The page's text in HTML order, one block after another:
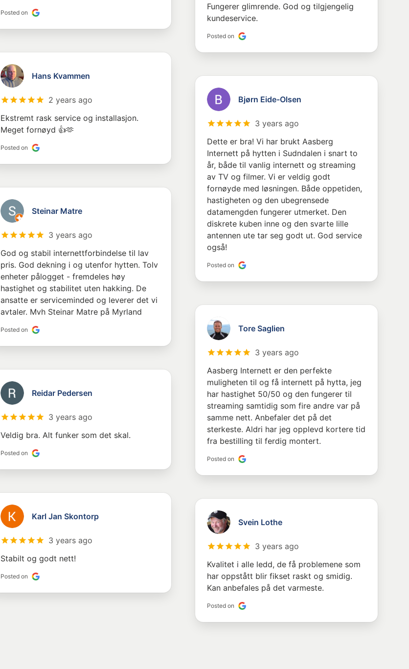
Posted on
Fungerer glimrende. God og tilgjengelig
kundeservice.
Posted on
Hans Kvammen
2 years ago
Ekstremt rask service og installasjon.
Meget fornøyd 👍🫶
Posted on
Bjørn Eide-Olsen
3 years ago
Dette er bra! Vi har brukt Aasberg
Internett på hytten i Sudndalen i snart to
år, både til vanlig internett og streaming
av TV og filmer. Vi er veldig godt
fornøyde med løsningen. Både oppetiden,
hastigheten og den ubegrensede
datamengden fungerer utmerket. Den
diskrete kuben inne og den svarte lille
antennen ute tar seg godt ut. God service
også!
Posted on
Steinar Matre
3 years ago
God og stabil internettforbindelse til lav
pris. God dekning i og utenfor hytten. Tolv
enheter pålogget - fremdeles høy
hastighet og stabilitet uten hakking. De
ansatte er serviceminded og leverer det vi
avtaler. Mvh Steinar Matre på Myrland
Posted on Tore Saglien
3 years ago
Aasberg Internett er den perfekte
muligheten til og få internett på hytta, jeg
har hastighet 50/50 og den fungerer til
streaming samtidig som fire andre var på
samme nett. Anbefaler det på det
sterkeste. Aldri har jeg opplevd kortere tid
fra bestilling til ferdig montert.
Posted on
Reidar Pedersen
3 years ago
Veldig bra. Alt funker som det skal.
Posted on
Karl Jan Skontorp
3 years ago
Stabilt og godt nett!
Posted on
Svein Lothe
3 years ago
Kvalitet i alle ledd, de få problemene som
har oppstått blir fikset raskt og smidig.
Kan anbefales på det varmeste.
Posted on